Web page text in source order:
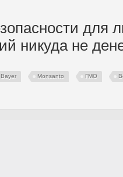
никуда не
Bayer Monsanto ГМО